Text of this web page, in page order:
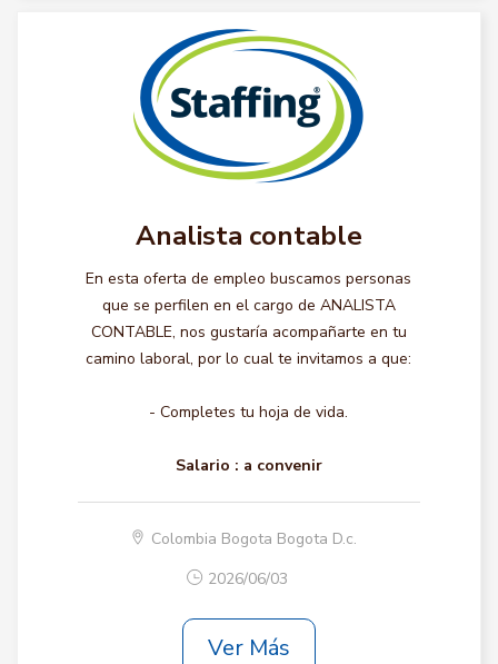
Analista contable
En esta oferta de empleo buscamos personas
que se perfilen en el cargo de ANALISTA
CONTABLE, nos gustaría acompañarte en tu
camino laboral, por lo cual te invitamos a que:
- Completes tu hoja de vida.
Salario : a convenir
Colombia Bogota Bogota D.c.
2026/06/03
Ver Más